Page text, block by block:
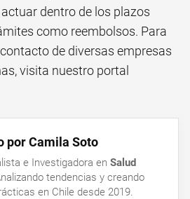
dentro de los plazos
como reembolsos. Para
de diversas empresas
visita nuestro portal
por Camila Soto
e Investigadora en Salud
tendencias y creando
en Chile desde 2019.